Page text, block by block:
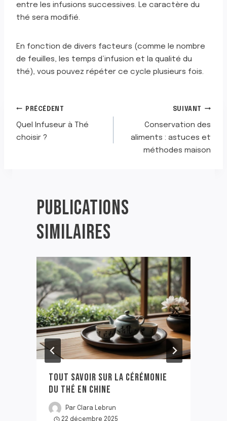
entre les infusions successives. Le caractère du
thé sera modifié.
En fonction de divers facteurs (comme le nombre
de feuilles, les temps d’infusion et la qualité du
thé), vous pouvez répéter ce cycle plusieurs fois.
NAVIGATION
DE
PRÉCÉDENT
Quel Infuseur à Thé
choisir ?
SUIVANT
Conservation des
aliments : astuces et
méthodes maison
PUBLICATIONS
SIMILAIRES
TOUT SAVOIR SUR LA CÉRÉMONIE
DU THÉ EN CHINE
Par Clara Lebrun
22 décembre 2025